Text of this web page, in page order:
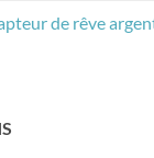
de rêve